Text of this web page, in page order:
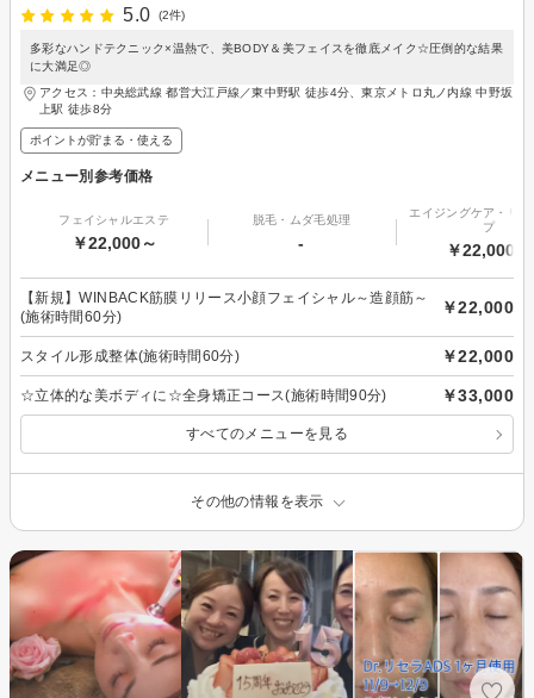
5.0
(2件)
多彩なハンドテクニック×温熱で、美BODY＆美フェイスを徹底メイク☆圧倒的な結果
に大満足◎
アクセス：中央総武線 都営大江戸線／東中野駅 徒歩4分、東京メトロ丸ノ内線 中野坂
上駅 徒歩8分
ポイントが貯まる・使える
メニュー別参考価格
フェイシャルエステ
￥22,000～
脱毛・ムダ毛処理
-
エイジングケア・リ
プ
￥22,000～
【新規】WINBACK筋膜リリース小顔フェイシャル～造顔筋～
(施術時間60分)
￥22,000
スタイル形成整体(施術時間60分) ￥22,000
☆立体的な美ボディに☆全身矯正コース(施術時間90分) ￥33,000
すべてのメニューを見る
その他の情報を表示